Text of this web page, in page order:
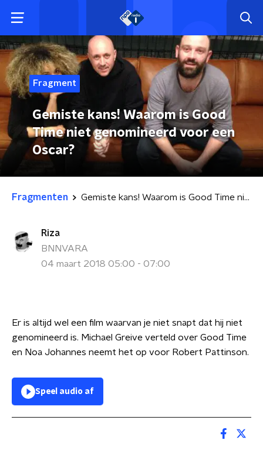
Fragment
Gemiste kans! Waarom is Good
Time niet genomineerd voor een
Oscar?
Fragmenten Gemiste kans! Waarom is Good Time niet genomineerd voor een Oscar?
Riza
BNNVARA
04 maart 2018 05:00 - 07:00
Er is altijd wel een film waarvan je niet snapt dat hij niet
genomineerd is. Michael Greive verteld over Good Time
en Noa Johannes neemt het op voor Robert Pattinson.
Speel audio af